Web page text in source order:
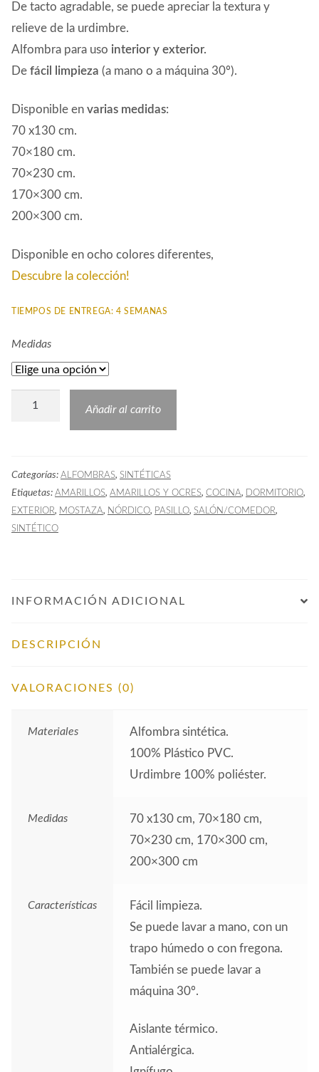
De tacto agradable, se puede apreciar la textura y
relieve de la urdimbre.
Alfombra para uso interior y exterior.
De fácil limpieza (a mano o a máquina 30º).
Disponible en varias medidas:
70 x130 cm.
70×180 cm.
70×230 cm.
170×300 cm.
200×300 cm.
Disponible en ocho colores diferentes,
Descubre la colección!
TIEMPOS DE ENTREGA: 4 SEMANAS
Medidas
Alfombra
Nórdica
cantidad
Añadir al carrito
Categorías: ALFOMBRAS, SINTÉTICAS
Etiquetas: AMARILLOS, AMARILLOS Y OCRES, COCINA, DORMITORIO,
EXTERIOR, MOSTAZA, NÓRDICO, PASILLO, SALÓN/COMEDOR,
SINTÉTICO
INFORMACIÓN ADICIONAL
DESCRIPCIÓN
VALORACIONES (0)
Materiales
Alfombra sintética.
100% Plástico PVC.
Urdimbre 100% poliéster.
Medidas
70 x130 cm, 70×180 cm,
70×230 cm, 170×300 cm,
200×300 cm
Características
Fácil limpieza.
Se puede lavar a mano, con un
trapo húmedo o con fregona.
También se puede lavar a
máquina 30º.
Aislante térmico.
Antialérgica.